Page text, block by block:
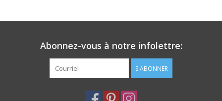
carbone ses tons argent-gris-noir.
Abonnez-vous à notre infolettre:
S'ABONNER